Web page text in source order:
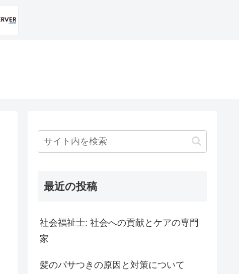
最近の投稿
社会福祉士: 社会への貢献とケアの専門
家
髪のパサつきの原因と対策について